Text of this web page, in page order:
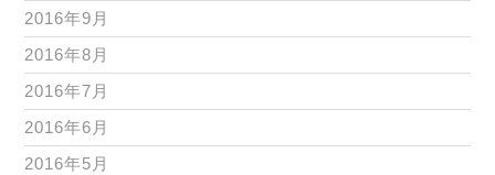
2016年9月
2016年8月
2016年7月
2016年6月
2016年5月